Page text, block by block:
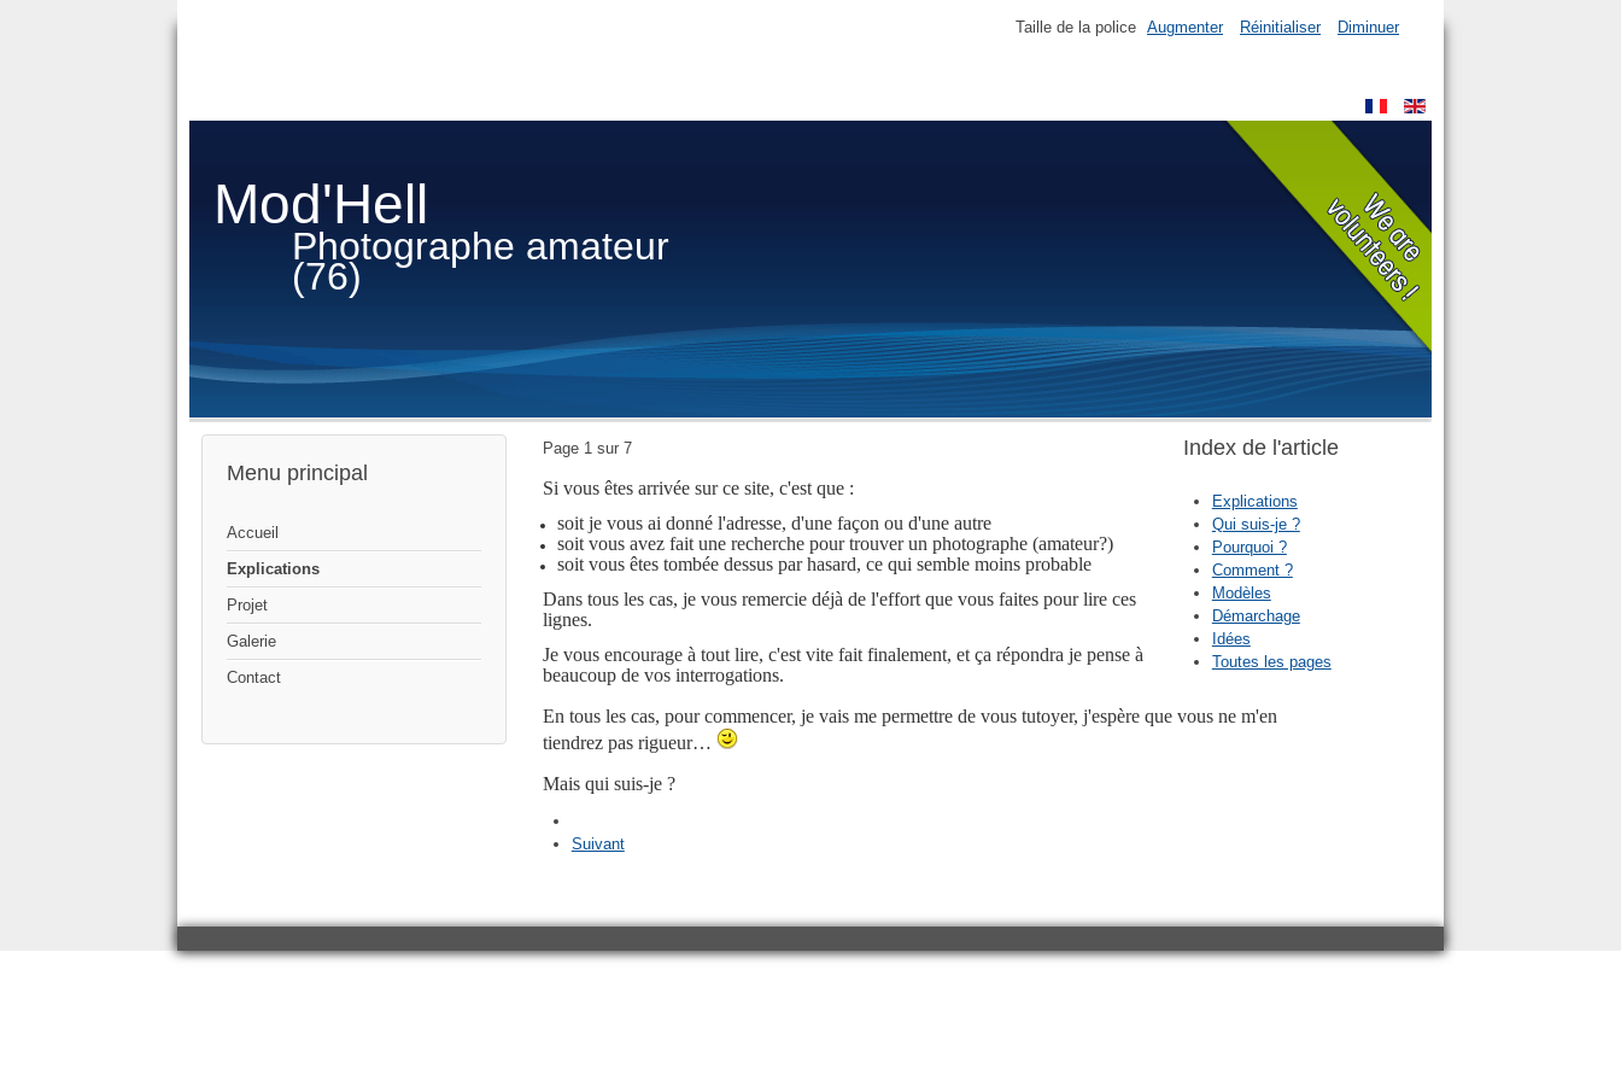
Mod'Hell
Photographe amateur
(76)
Taille de la police Augmenter Réinitialiser Diminuer
Menu principal
Accueil
Explications
Projet
Galerie
Contact
Index de l'article
Explications
Qui suis-je ?
Pourquoi ?
Comment ?
Modèles
Démarchage
Idées
Toutes les pages
Page 1 sur 7
Si vous êtes arrivée sur ce site, c'est que :
soit je vous ai donné l'adresse, d'une façon ou d'une autre
soit vous avez fait une recherche pour trouver un photographe (amateur?)
soit vous êtes tombée dessus par hasard, ce qui semble moins probable
Dans tous les cas, je vous remercie déjà de l'effort que vous faites pour lire ces
lignes.
Je vous encourage à tout lire, c'est vite fait finalement, et ça répondra je pense à
beaucoup de vos interrogations.
En tous les cas, pour commencer, je vais me permettre de vous tutoyer, j'espère que vous ne m'en
tiendrez pas rigueur…
Mais qui suis-je ?
Suivant